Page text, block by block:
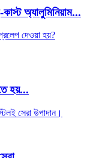
অ্যালুমিনিয়াম...
হয়...